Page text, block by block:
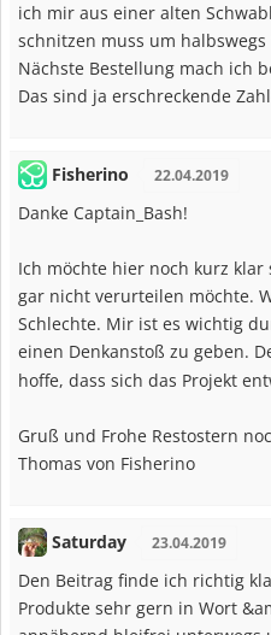
ich mir aus einer alten
schnitzen muss um
Nächste Bestellung mach ich
Das sind ja erschreckende
Fisherino 22.04.2019
Danke Captain_Bash!
Ich möchte hier noch kurz
gar nicht verurteilen möchte.
Schlechte. Mir ist es wichtig
einen Denkanstoß zu geben.
hoffe, dass sich das Projekt
Gruß und Frohe Restostern
Thomas von Fisherino
Saturday 23.04.2019
Den Beitrag finde ich richtig
Produkte sehr gern in Wort